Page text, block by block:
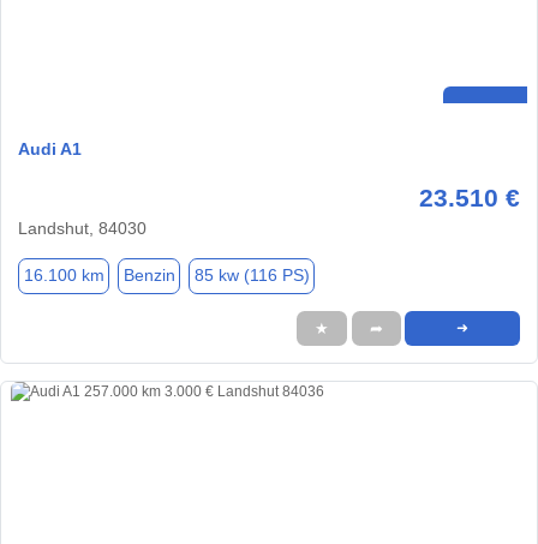
Audi A1
23.510 €
Landshut, 84030
16.100 km Benzin 85 kw (116 PS)
★ ➦ ➜